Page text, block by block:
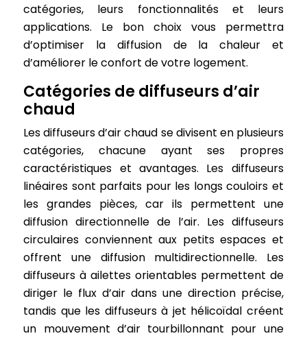
catégories, leurs fonctionnalités et leurs
applications. Le bon choix vous permettra
d’optimiser la diffusion de la chaleur et
d’améliorer le confort de votre logement.
Catégories de diffuseurs d’air
chaud
Les diffuseurs d’air chaud se divisent en plusieurs
catégories, chacune ayant ses propres
caractéristiques et avantages. Les diffuseurs
linéaires sont parfaits pour les longs couloirs et
les grandes pièces, car ils permettent une
diffusion directionnelle de l’air. Les diffuseurs
circulaires conviennent aux petits espaces et
offrent une diffusion multidirectionnelle. Les
diffuseurs à ailettes orientables permettent de
diriger le flux d’air dans une direction précise,
tandis que les diffuseurs à jet hélicoïdal créent
un mouvement d’air tourbillonnant pour une